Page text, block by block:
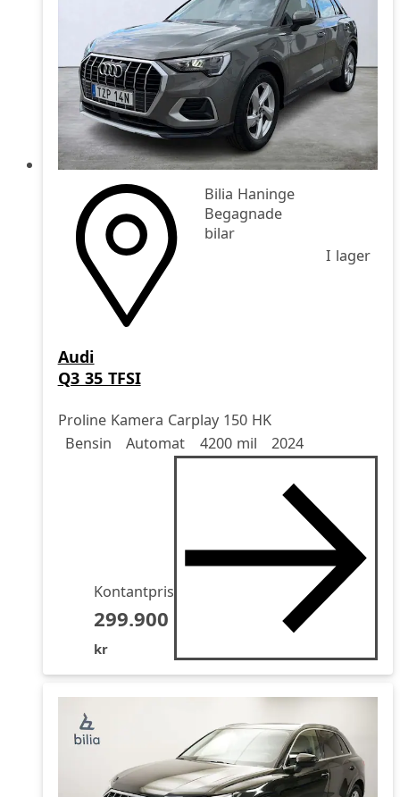
Bilia Haninge
Begagnade
bilar
I lager
Audi
Q3 35 TFSI
Proline Kamera Carplay 150 HK
Drivmedel
Bensin
Drivmedel Automat
Miltal 4200 mil
årsmodell 2024
Kontantpris
299.900
kr